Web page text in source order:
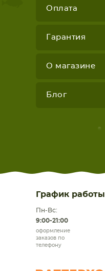
Оплата
Гарантия
О магазине
Блог
График работы
Пн-Вс:
9:00-21:00
оформление
заказов по
телефону